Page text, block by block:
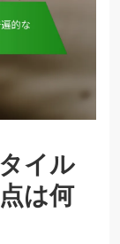
イル
は何